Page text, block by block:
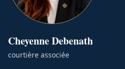
CheyenneDebenath
courtière associée